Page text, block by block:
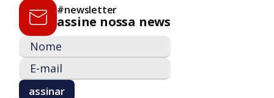
#newsletter
assine nossa news